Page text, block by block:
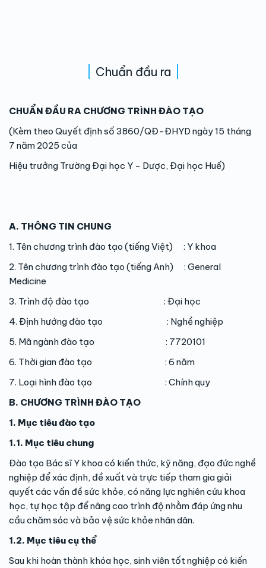
Chuẩn đầu ra
CHUẨN ĐẦU RA CHƯƠNG TRÌNH ĐÀO TẠO
(Kèm theo Quyết định số 3860/QĐ-ĐHYD ngày 15 tháng
7 năm 2025 của
Hiệu trưởng Trường Đại học Y - Dược, Đại học Huế)
A. THÔNG TIN CHUNG
1. Tên chương trình đào tạo (tiếng Việt) : Y khoa
2. Tên chương trình đào tạo (tiếng Anh) : General
Medicine
3. Trình độ đào tạo : Đại học
4. Định hướng đào tạo : Nghề nghiệp
5. Mã ngành đào tạo : 7720101
6. Thời gian đào tạo : 6 năm
7. Loại hình đào tạo : Chính quy
B. CHƯƠNG TRÌNH ĐÀO TẠO
1. Mục tiêu đào tạo
1.1. Mục tiêu chung
Đào tạo Bác sĩ Y khoa có kiến thức, kỹ năng, đạo đức nghề
nghiệp để xác định, đề xuất và trực tiếp tham gia giải
quyết các vấn đề sức khỏe, có năng lực nghiên cứu khoa
học, tự học tập để nâng cao trình độ nhằm đáp ứng nhu
cầu chăm sóc và bảo vệ sức khỏe nhân dân.
1.2. Mục tiêu cụ thể
Sau khi hoàn thành khóa học, sinh viên tốt nghiệp có kiến